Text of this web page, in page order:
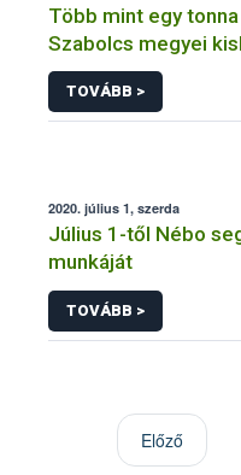
Több mint egy
Szabolcs megyei
TOVÁBB >
2020. július 1, szerda
Július 1-től Nébo
munkáját
TOVÁBB >
Előző